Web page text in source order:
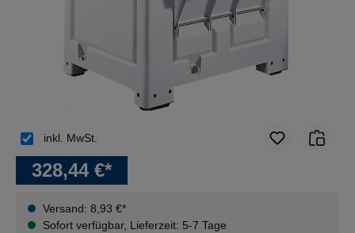
328,44 €*
Versand: 8,93 €*
Sofort verfügbar, Lieferzeit: 5-7 Tage
inkl. MwSt.